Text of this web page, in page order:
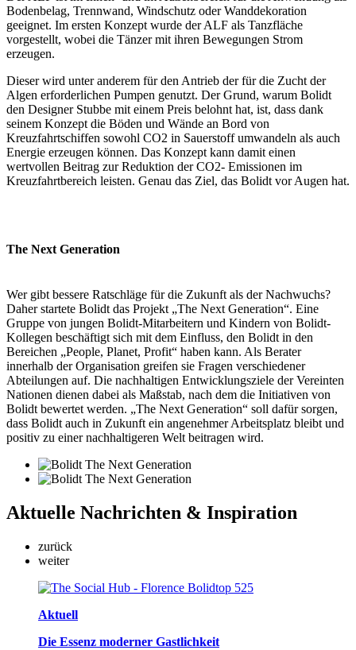
Bodenbelag, Trennwand, Windschutz oder Wanddekoration
geeignet. Im ersten Konzept wurde der ALF als Tanzfläche
vorgestellt, wobei die Tänzer mit ihren Bewegungen Strom
erzeugen.
Dieser wird unter anderem für den Antrieb der für die Zucht der
Algen erforderlichen Pumpen genutzt. Der Grund, warum Bolidt
den Designer Stubbe mit einem Preis belohnt hat, ist, dass dank
seinem Konzept die Böden und Wände an Bord von
Kreuzfahrtschiffen sowohl CO2 in Sauerstoff umwandeln als auch
Energie erzeugen können. Das Konzept kann damit einen
wertvollen Beitrag zur Reduktion der CO2- Emissionen im
Kreuzfahrtbereich leisten. Genau das Ziel, das Bolidt vor Augen hat.
The Next Generation
Wer gibt bessere Ratschläge für die Zukunft als der Nachwuchs?
Daher startete Bolidt das Projekt „The Next Generation“. Eine
Gruppe von jungen Bolidt-Mitarbeitern und Kindern von Bolidt-
Kollegen beschäftigt sich mit dem Einfluss, den Bolidt in den
Bereichen „People, Planet, Profit“ haben kann. Als Berater
innerhalb der Organisation greifen sie Fragen verschiedener
Abteilungen auf. Die nachhaltigen Entwicklungsziele der Vereinten
Nationen dienen dabei als Maßstab, nach dem die Initiativen von
Bolidt bewertet werden. „The Next Generation“ soll dafür sorgen,
dass Bolidt auch in Zukunft ein angenehmer Arbeitsplatz bleibt und
positiv zu einer nachhaltigeren Welt beitragen wird.
Aktuelle Nachrichten & Inspiration
zurück
weiter
Aktuell
Die Essenz moderner Gastlichkeit